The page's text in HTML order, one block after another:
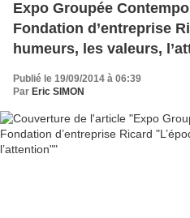
Expo Groupée
Fondation d’entreprise
humeurs, les valeurs,
Publié le 19/09/2014 à 06:39
Par Eric SIMON